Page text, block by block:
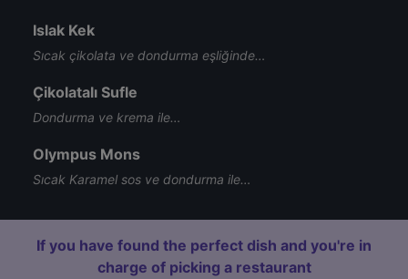
Islak Kek
Sıcak çikolata ve dondurma eşliğinde…
Çikolatalı Sufle
Dondurma ve krema ile…
Olympus Mons
Sıcak Karamel sos ve dondurma ile…
If you have found the perfect dish and you're in
charge of picking a restaurant